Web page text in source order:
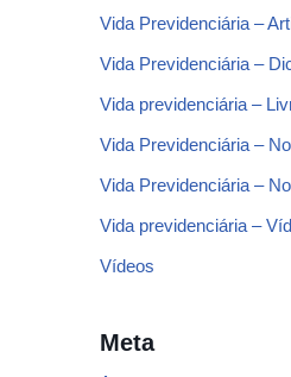
Vida Previdenciária –
Vida Previdenciária –
Vida previdenciária –
Vida Previdenciária –
Vida Previdenciária –
Vida previdenciária –
Vídeos
Meta